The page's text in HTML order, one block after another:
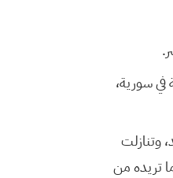
سورية،
وتنازلت
تريده من